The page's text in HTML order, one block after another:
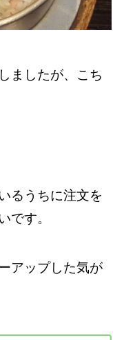
ましたが、こち
るうちに注文を
です。
アップした気が